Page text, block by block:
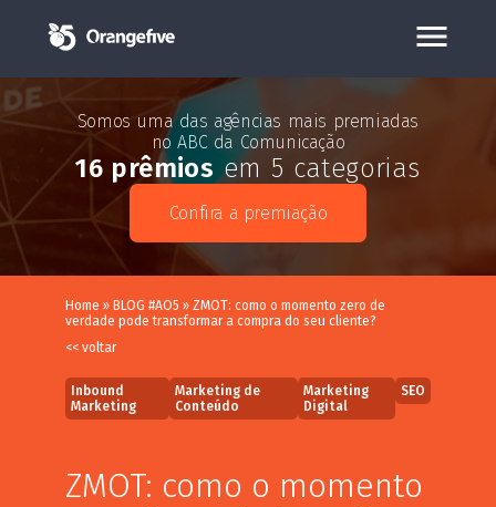
Somos uma das agências mais premiadas
no ABC da Comunicação
16 prêmios em 5 categorias
Confira a premiação
Home » BLOG #AO5 » ZMOT: como o momento zero de
verdade pode transformar a compra do seu cliente?
<< voltar
Inbound
Marketing
Marketing de
Conteúdo
Marketing
Digital
SEO
ZMOT: como o momento